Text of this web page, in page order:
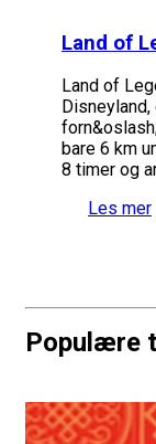
Land of
Land of
bare 6 km
8 timer og
Les mer
Populære